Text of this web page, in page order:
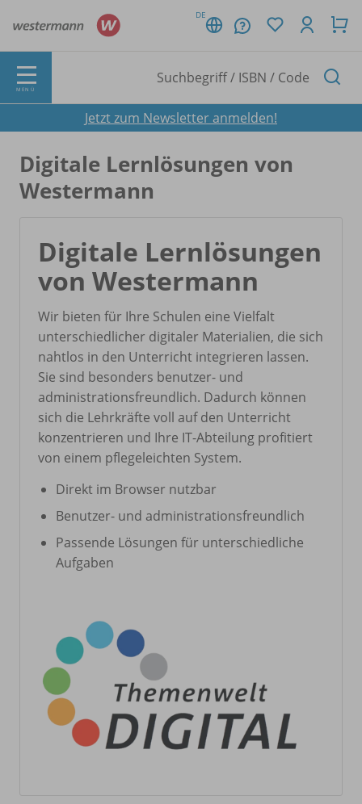
DE
MENÜ
Jetzt zum Newsletter anmelden!
Digitale Lernlösungen von
Westermann
Digitale Lernlösungen
von Westermann
Wir bieten für Ihre Schulen eine Vielfalt
unterschiedlicher digitaler Materialien, die sich
nahtlos in den Unterricht integrieren lassen.
Sie sind besonders benutzer- und
administrationsfreundlich. Dadurch können
sich die Lehrkräfte voll auf den Unterricht
konzentrieren und Ihre IT-Abteilung profitiert
von einem pflegeleichten System.
Direkt im Browser nutzbar
Benutzer- und administrationsfreundlich
Passende Lösungen für unterschiedliche
Aufgaben